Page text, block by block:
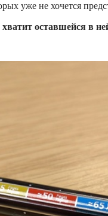
уже не хочется
оставшейся в